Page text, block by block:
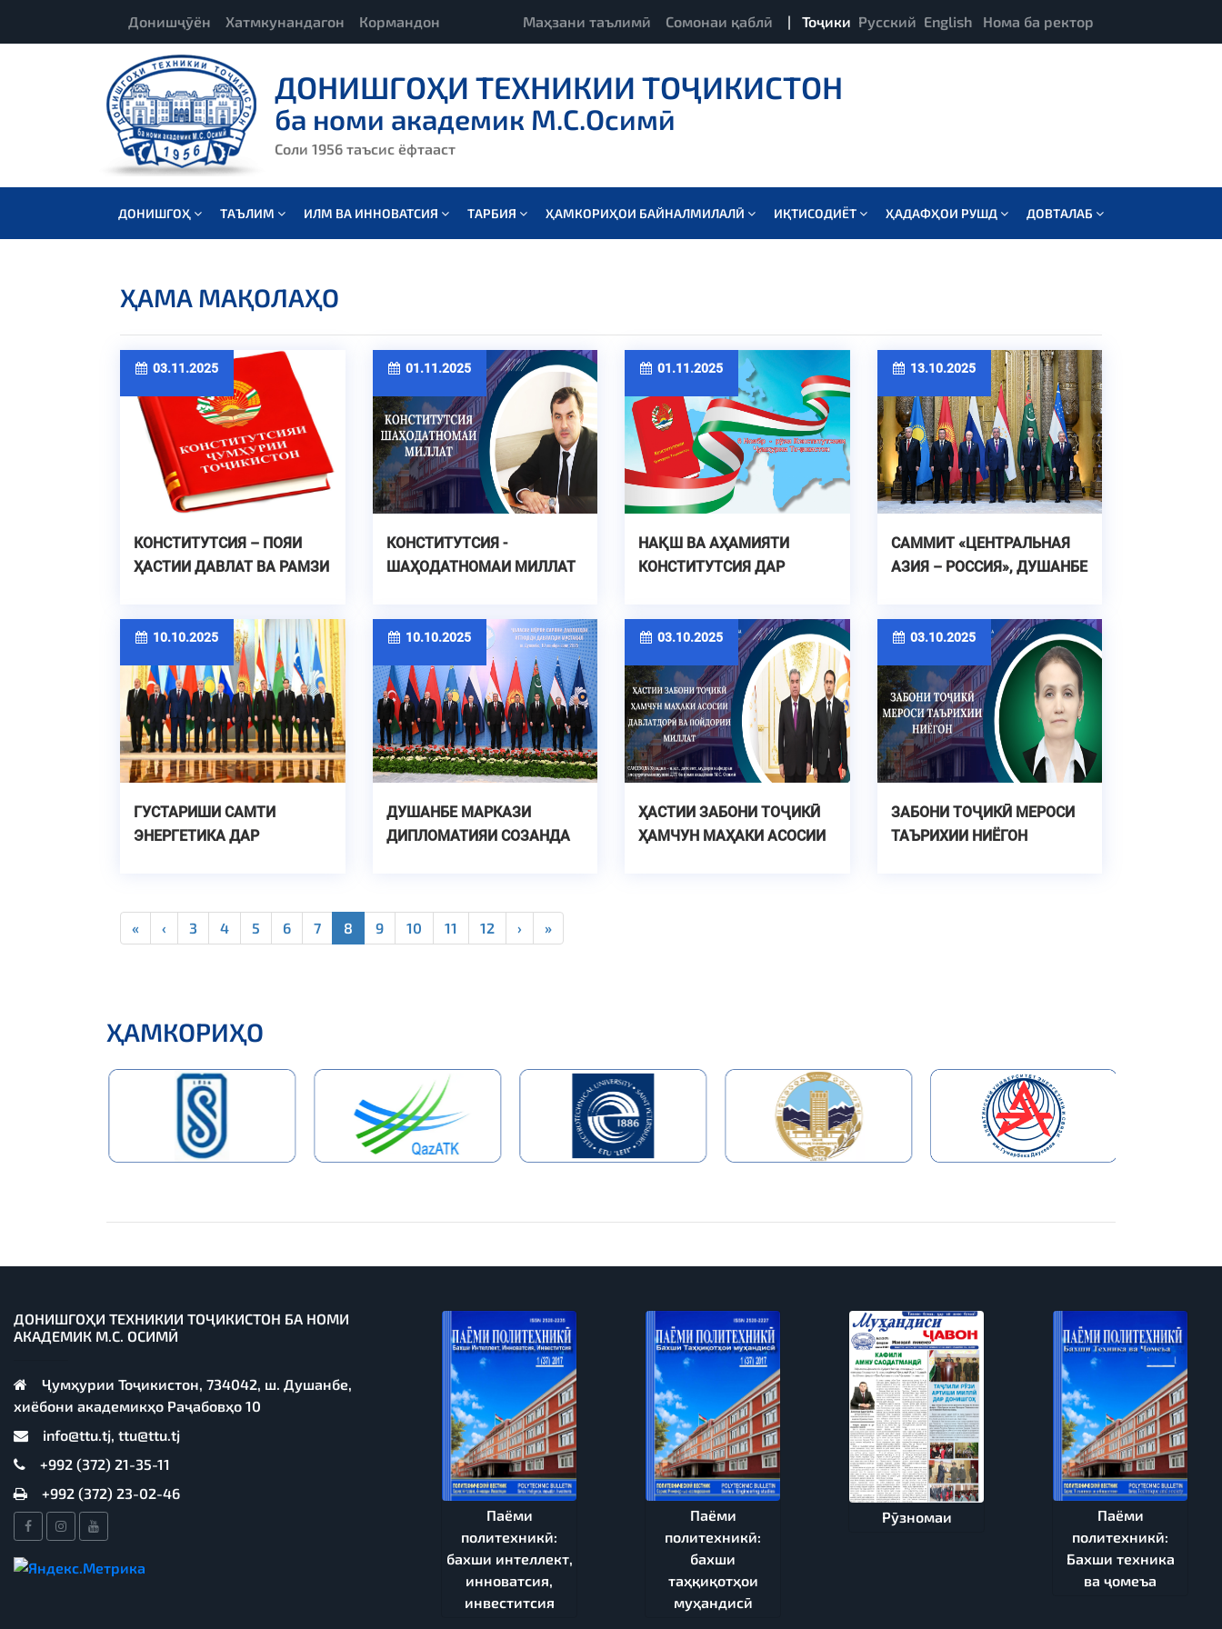
Донишҷӯён Хатмкунандагон Кормандон Маҳзани таълимӣ Сомонаи қаблӣ | Тоҷики Русский English Нома ба ректор
ДОНИШГОҲИ ТЕХНИКИИ ТОҶИКИСТОН
ба номи академик М.С.Осимӣ
Соли 1956 таъсис ёфтааст
ДОНИШГОҲ ТАЪЛИМ ИЛМ ВА ИННОВАТСИЯ ТАРБИЯ ҲАМКОРИҲОИ БАЙНАЛМИЛАЛӢ ИҚТИСОДИЁТ ҲАДАФҲОИ РУШД ДОВТАЛАБ
ҲАМА МАҚОЛАҲО
03.11.2025
КОНСТИТУТСИЯ – ПОЯИ
ҲАСТИИ ДАВЛАТ ВА РАМЗИ
01.11.2025
КОНСТИТУТСИЯ -
ШАҲОДАТНОМАИ МИЛЛАТ
01.11.2025
НАҚШ ВА АҲАМИЯТИ
КОНСТИТУТСИЯ ДАР
ИСТИҚЛОЛ
13.10.2025
САММИТ «ЦЕНТРАЛЬНАЯ
АЗИЯ – РОССИЯ», ДУШАНБЕ
10.10.2025
ГУСТАРИШИ САМТИ
ЭНЕРГЕТИКА ДАР
10.10.2025
ДУШАНБЕ МАРКАЗИ
ДИПЛОМАТИЯИ СОЗАНДА
03.10.2025
ҲАСТИИ ЗАБОНИ ТОҶИКӢ
ҲАМЧУН МАҲАКИ АСОСИИ
03.10.2025
ЗАБОНИ ТОҶИКӢ МЕРОСИ
ТАЪРИХИИ НИЁГОН
« ‹ 3 4 5 6 7 8 9 10 11 12 › »
ҲАМКОРИҲО
ДОНИШГОҲИ ТЕХНИКИИ ТОҶИКИСТОН БА НОМИ
АКАДЕМИК М.С. ОСИМӢ
Ҷумҳурии Тоҷикистон, 734042, ш. Душанбе,
хиёбони академикҳо Раҷабовҳо 10
info@ttu.tj, ttu@ttu.tj
+992 (372) 21-35-11
+992 (372) 23-02-46
Паёми
политехникӣ:
бахши интеллект,
инноватсия,
инвеститсия
Паёми
политехникӣ:
бахши
таҳқиқотҳои
муҳандисӣ
Рӯзномаи
Паёми
политехникӣ:
Бахши техника
ва ҷомеъа